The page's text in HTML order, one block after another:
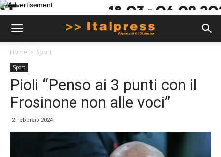
Home Sport
Sport
Pioli “Penso ai 3 punti con il
Frosinone non alle voci”
2 Febbraio 2024